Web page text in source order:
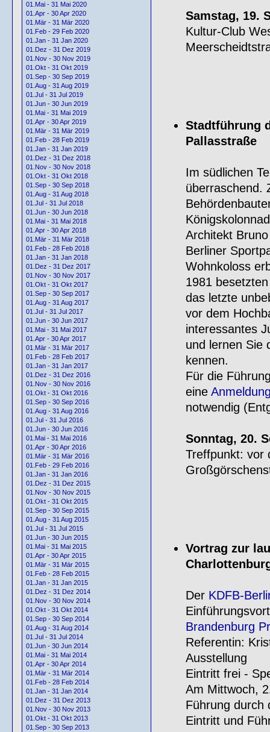
01.Mai - 31 Mai 2020
01.Apr - 30 Apr 2020
01.Mär - 31 Mär 2020
01.Feb - 29 Feb 2020
01.Jan - 31 Jan 2020
01.Dez - 31 Dez 2019
01.Nov - 30 Nov 2019
01.Okt - 31 Okt 2019
01.Sep - 30 Sep 2019
01.Aug - 31 Aug 2019
01.Jul - 31 Jul 2019
01.Jun - 30 Jun 2019
01.Mai - 31 Mai 2019
01.Apr - 30 Apr 2019
01.Mär - 31 Mär 2019
01.Feb - 28 Feb 2019
01.Jan - 31 Jan 2019
01.Dez - 31 Dez 2018
01.Nov - 30 Nov 2018
01.Okt - 31 Okt 2018
01.Sep - 30 Sep 2018
01.Aug - 31 Aug 2018
01.Jul - 31 Jul 2018
01.Jun - 30 Jun 2018
01.Mai - 31 Mai 2018
01.Apr - 30 Apr 2018
01.Mär - 31 Mär 2018
01.Feb - 28 Feb 2018
01.Jan - 31 Jan 2018
01.Dez - 31 Dez 2017
01.Nov - 30 Nov 2017
01.Okt - 31 Okt 2017
01.Sep - 30 Sep 2017
01.Aug - 31 Aug 2017
01.Jul - 31 Jul 2017
01.Jun - 30 Jun 2017
01.Mai - 31 Mai 2017
01.Apr - 30 Apr 2017
01.Mär - 31 Mär 2017
01.Feb - 28 Feb 2017
01.Jan - 31 Jan 2017
01.Dez - 31 Dez 2016
01.Nov - 30 Nov 2016
01.Okt - 31 Okt 2016
01.Sep - 30 Sep 2016
01.Aug - 31 Aug 2016
01.Jul - 31 Jul 2016
01.Jun - 30 Jun 2016
01.Mai - 31 Mai 2016
01.Apr - 30 Apr 2016
01.Mär - 31 Mär 2016
01.Feb - 29 Feb 2016
01.Jan - 31 Jan 2016
01.Dez - 31 Dez 2015
01.Nov - 30 Nov 2015
01.Okt - 31 Okt 2015
01.Sep - 30 Sep 2015
01.Aug - 31 Aug 2015
01.Jul - 31 Jul 2015
01.Jun - 30 Jun 2015
01.Mai - 31 Mai 2015
01.Apr - 30 Apr 2015
01.Mär - 31 Mär 2015
01.Feb - 28 Feb 2015
01.Jan - 31 Jan 2015
01.Dez - 31 Dez 2014
01.Nov - 30 Nov 2014
01.Okt - 31 Okt 2014
01.Sep - 30 Sep 2014
01.Aug - 31 Aug 2014
01.Jul - 31 Jul 2014
01.Jun - 30 Jun 2014
01.Mai - 31 Mai 2014
01.Apr - 30 Apr 2014
01.Mär - 31 Mär 2014
01.Feb - 28 Feb 2014
01.Jan - 31 Jan 2014
01.Dez - 31 Dez 2013
01.Nov - 30 Nov 2013
01.Okt - 31 Okt 2013
01.Sep - 30 Sep 2013
Samstag, 19.
Kultur-Club
Stadtführung
Pallasstraße
Im südlichen
überraschend.
Architekt
Berliner
Wohnkoloss
1981
das letzte
vor dem
interessantes
und lernen Sie
kennen.
Für die
eine
notwendig
Sonntag, 20.
Treffpunkt: vor
Vortrag zur
Der KDFB-
Brandenburg
Referentin:
Ausstellung
Eintritt frei -
Am Mittwoch,
Führung durch
Eintritt und